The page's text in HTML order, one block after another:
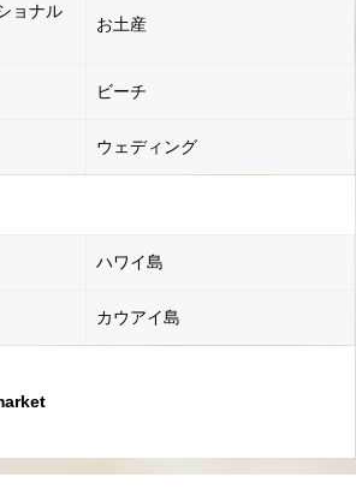
ョナル
お土産
ビーチ
ウェディング
ハワイ島
カウアイ島